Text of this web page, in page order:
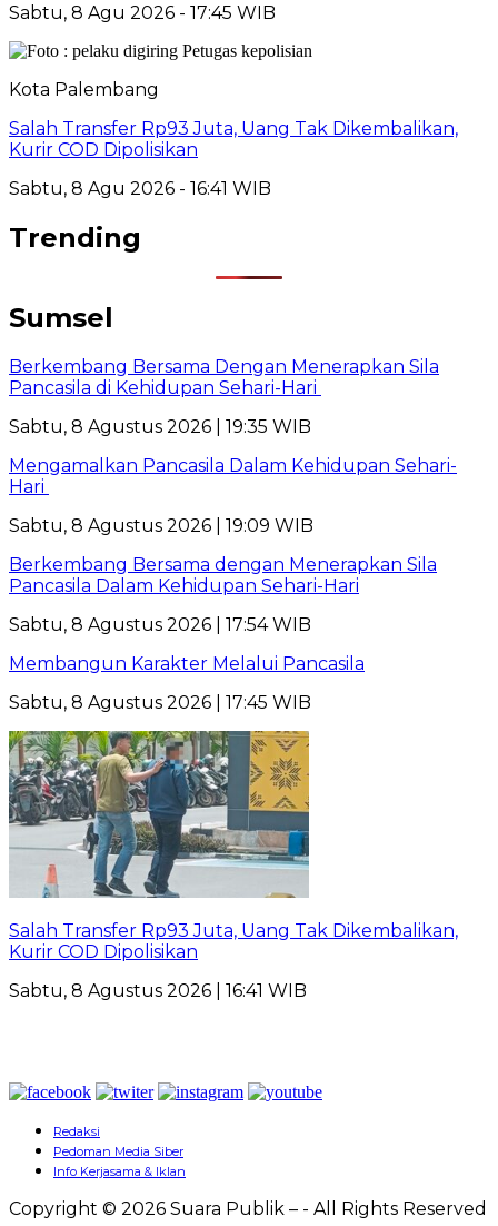
Sabtu, 8 Agu 2026 - 17:45 WIB
Kota Palembang
Salah Transfer Rp93 Juta, Uang Tak Dikembalikan,
Kurir COD Dipolisikan
Sabtu, 8 Agu 2026 - 16:41 WIB
Trending
Sumsel
Berkembang Bersama Dengan Menerapkan Sila
Pancasila di Kehidupan Sehari-Hari
Sabtu, 8 Agustus 2026 | 19:35 WIB
Mengamalkan Pancasila Dalam Kehidupan Sehari-
Hari
Sabtu, 8 Agustus 2026 | 19:09 WIB
Berkembang Bersama dengan Menerapkan Sila
Pancasila Dalam Kehidupan Sehari-Hari
Sabtu, 8 Agustus 2026 | 17:54 WIB
Membangun Karakter Melalui Pancasila
Sabtu, 8 Agustus 2026 | 17:45 WIB
Salah Transfer Rp93 Juta, Uang Tak Dikembalikan,
Kurir COD Dipolisikan
Sabtu, 8 Agustus 2026 | 16:41 WIB
Redaksi
Pedoman Media Siber
Info Kerjasama & Iklan
Copyright © 2026 Suara Publik – - All Rights Reserved